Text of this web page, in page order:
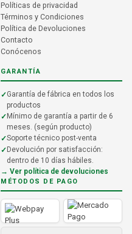
Políticas de privacidad
Términos y Condiciones
Política de Devoluciones
Contacto
Conócenos
GARANTÍA
Garantía de fábrica en todos los
productos
Mínimo de garantía a partir de 6
meses. (según producto)
Soporte técnico post-venta
Devolución por satisfacción:
dentro de 10 días hábiles.
→ Ver política de devoluciones
MÉTODOS DE PAGO